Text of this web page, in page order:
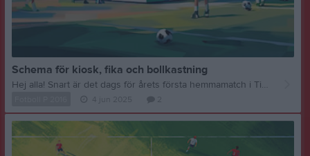
Schema för kiosk, fika och bollkastning
Hej alla! Snart är det dags för årets första hemmamatch i Tigerligan! Matchen spelas söndag 8 juni kl 15:00